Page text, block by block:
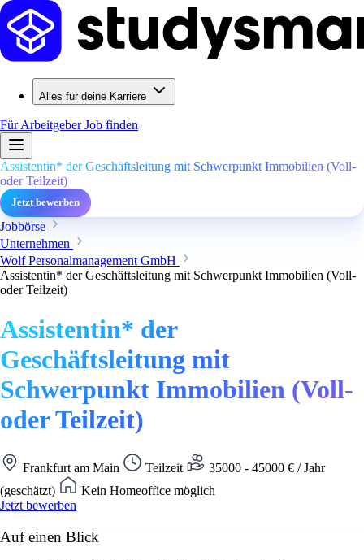
Alles für deine Karriere
Für ArbeitgeberJob finden
Assistentin* der Geschäftsleitung mit Schwerpunkt Immobilien (Voll-
oder Teilzeit)
Jetzt bewerben
Jobbörse
Unternehmen
Wolf Personalmanagement GmbH
Assistentin* der Geschäftsleitung mit Schwerpunkt Immobilien (Voll-
oder Teilzeit)
Assistentin* der
Geschäftsleitung mit
Schwerpunkt Immobilien (Voll-
oder Teilzeit)
Frankfurt am Main Teilzeit
35000 - 45000 € / Jahr
(geschätzt)
Kein Homeoffice möglich
Jetzt bewerben
Auf einen Blick